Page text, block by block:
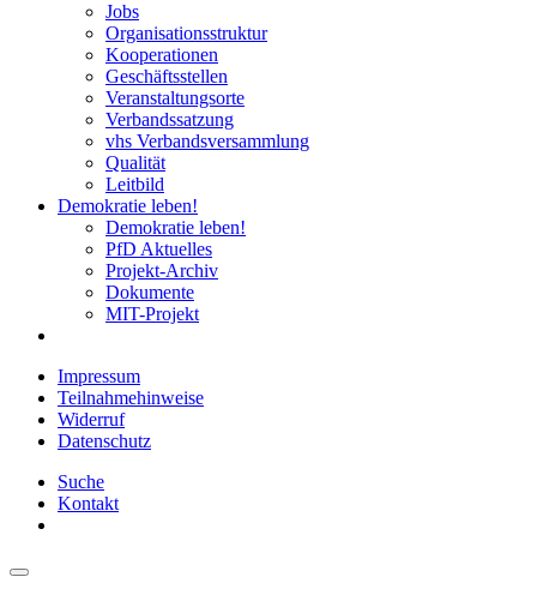
Jobs
Organisationsstruktur
Kooperationen
Geschäftsstellen
Veranstaltungsorte
Verbandssatzung
vhs Verbandsversammlung
Qualität
Leitbild
Demokratie leben!
Demokratie leben!
PfD Aktuelles
Projekt-Archiv
Dokumente
MIT-Projekt
Impressum
Teilnahmehinweise
Widerruf
Datenschutz
Suche
Kontakt